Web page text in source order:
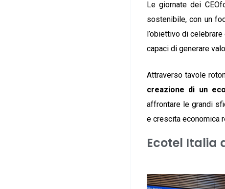
Le giornate dei
sostenibile, con un
l’obiettivo di
capaci di generare
Attraverso tavole
creazione di un
affrontare le grandi
e crescita economica
Ecotel Italia